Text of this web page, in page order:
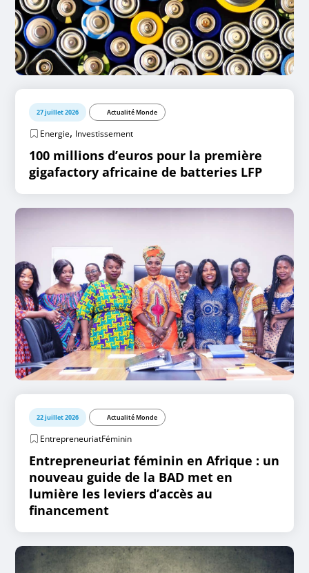
27 juillet 2026 Actualité Monde
Energie, Investissement
100 millions d’euros pour la première
gigafactory africaine de batteries LFP
22 juillet 2026 Actualité Monde
EntrepreneuriatFéminin
Entrepreneuriat féminin en Afrique : un
nouveau guide de la BAD met en
lumière les leviers d’accès au
financement